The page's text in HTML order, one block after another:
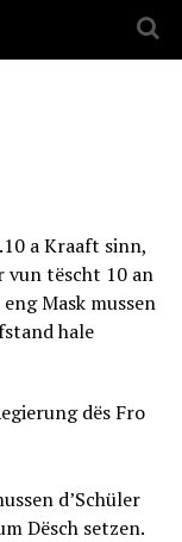
a Kraaft sinn,
vun tëscht 10 an
Mask mussen
hale
dës Fro
d’Schüler
Dësch setzen.